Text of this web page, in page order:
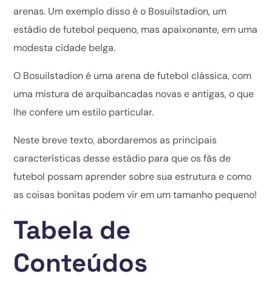
arenas. Um exemplo disso é o Bosuilstadion, um
estádio de futebol pequeno, mas apaixonante, em uma
modesta cidade belga.
O Bosuilstadion é uma arena de futebol clássica, com
uma mistura de arquibancadas novas e antigas, o que
lhe confere um estilo particular.
Neste breve texto, abordaremos as principais
características desse estádio para que os fãs de
futebol possam aprender sobre sua estrutura e como
as coisas bonitas podem vir em um tamanho pequeno!
Tabela de
Conteúdos